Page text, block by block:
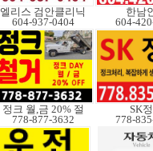
엘리스 검안클리닉
604-937-0404
한남
604-
정크 월,금 20% 절
778-877-3632
SK
778-